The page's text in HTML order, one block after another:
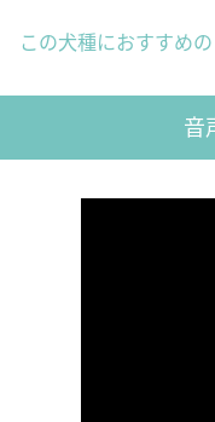
この犬種におすすめ
音